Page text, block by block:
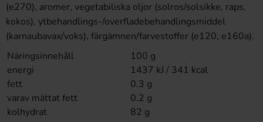
(e270), aromer, vegetabiliska oljor (solros/solsikke, raps,
kokos), ytbehandlings-/overfladebehandlingsmiddel
(karnaubavax/voks), färgämnen/farvestoffer (e120, e160a).
Näringsinnehåll
100 g
energi
1437 kJ / 341 kcal
fett
0.3 g
varav mättat fett
0.2 g
kolhydrat
82 g